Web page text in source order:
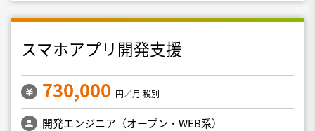
スマホアプリ開発支援
730,000 円／月 税別
開発エンジニア（オープン・WEB系）